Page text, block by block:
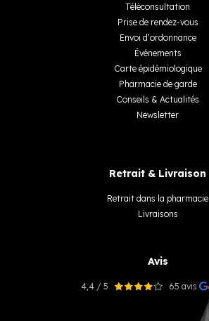
Téléconsultation
Prise de rendez-vous
Envoi d’ordonnance
Événements
Carte épidémiologique
Pharmacie de garde
Conseils & Actualités
Newsletter
Retrait & Livraison
Retrait dans la pharmacie
Livraisons
Avis
4,4 / 5 65 avis